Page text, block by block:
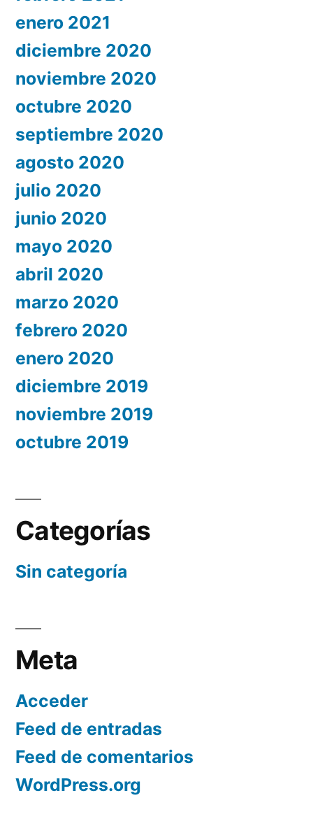
enero 2021
diciembre 2020
noviembre 2020
octubre 2020
septiembre 2020
agosto 2020
julio 2020
junio 2020
mayo 2020
abril 2020
marzo 2020
febrero 2020
enero 2020
diciembre 2019
noviembre 2019
octubre 2019
Categorías
Sin categoría
Meta
Acceder
Feed de entradas
Feed de comentarios
WordPress.org